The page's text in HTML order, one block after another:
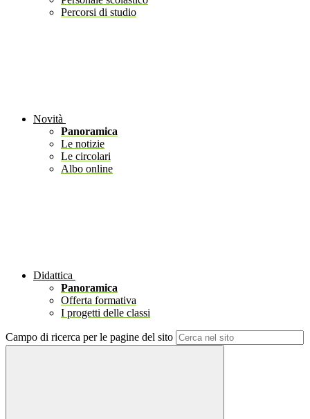
Percorsi di studio
Novità
Panoramica
Le notizie
Le circolari
Albo online
Didattica
Panoramica
Offerta formativa
I progetti delle classi
Campo di ricerca per le pagine del sito